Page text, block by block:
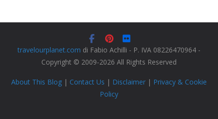
travelourplanet.com di Fabio Achilli - P. IVA 08226470964 -
Copyright © 2009-2026 All Rights Reserved
About This Blog | Contact Us | Disclaimer | Privacy & Cookie
Policy